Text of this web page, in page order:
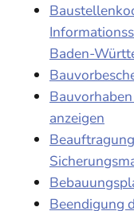
Baden-
anzeigen
Beendigung